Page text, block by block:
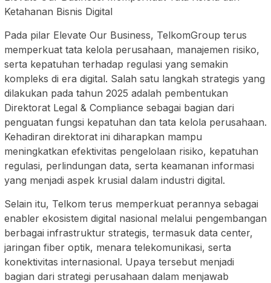
Ketahanan Bisnis Digital
Pada pilar Elevate Our Business, TelkomGroup terus
memperkuat tata kelola perusahaan, manajemen risiko,
serta kepatuhan terhadap regulasi yang semakin
kompleks di era digital. Salah satu langkah strategis yang
dilakukan pada tahun 2025 adalah pembentukan
Direktorat Legal & Compliance sebagai bagian dari
penguatan fungsi kepatuhan dan tata kelola perusahaan.
Kehadiran direktorat ini diharapkan mampu
meningkatkan efektivitas pengelolaan risiko, kepatuhan
regulasi, perlindungan data, serta keamanan informasi
yang menjadi aspek krusial dalam industri digital.
Selain itu, Telkom terus memperkuat perannya sebagai
enabler ekosistem digital nasional melalui pengembangan
berbagai infrastruktur strategis, termasuk data center,
jaringan fiber optik, menara telekomunikasi, serta
konektivitas internasional. Upaya tersebut menjadi
bagian dari strategi perusahaan dalam menjawab